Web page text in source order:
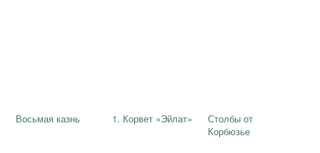
Восьмая казнь 1. Корвет «Эйлат»
Столбы от
Корбюзье